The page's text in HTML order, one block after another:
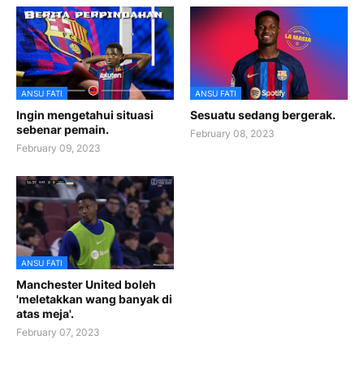
ANSU FATI
Ingin mengetahui situasi
sebenar pemain.
February 09, 2023
ANSU FATI
Sesuatu sedang bergerak.
February 08, 2023
ANSU FATI
Manchester United boleh
'meletakkan wang banyak di
atas meja'.
February 07, 2023